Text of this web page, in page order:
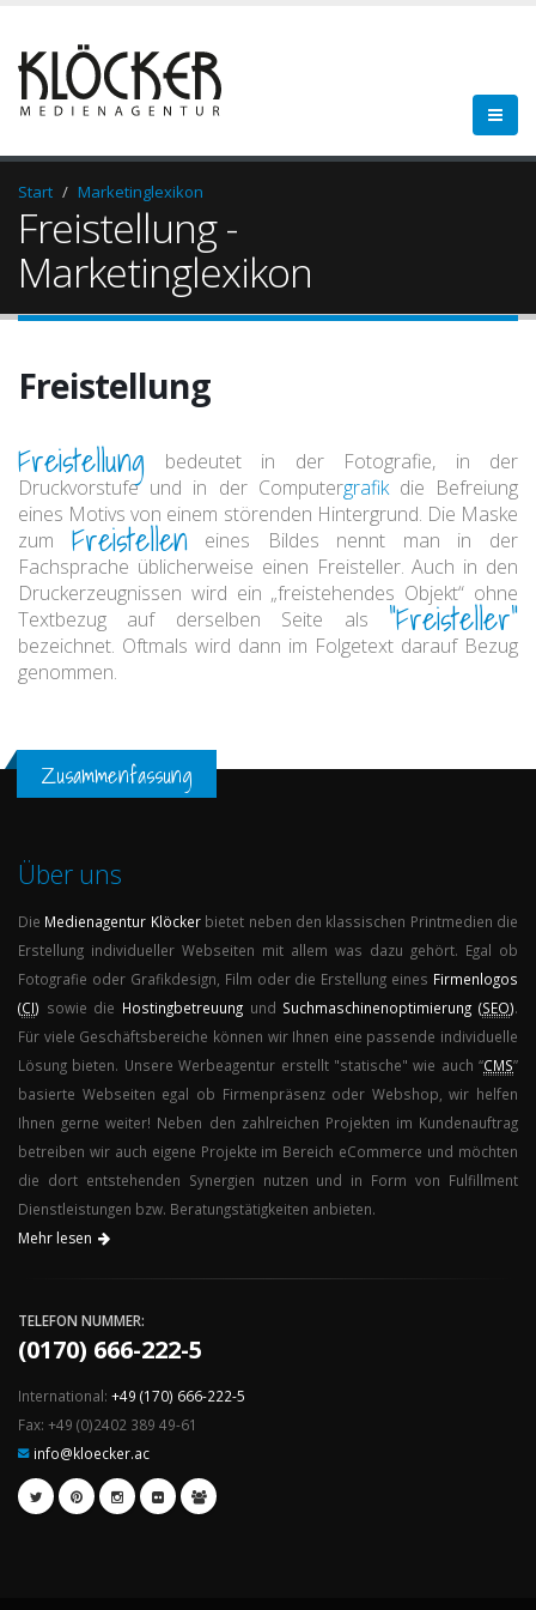
Start Marketinglexikon
Freistellung -
Marketinglexikon
Freistellung
Freistellung bedeutet in der Fotografie, in der
Druckvorstufe und in der Computergrafikdie Befreiung
eines Motivs von einem störenden Hintergrund. Die Maske
zum Freistelleneines Bildes nennt man in der
Fachsprache üblicherweise einen Freisteller. Auch in den
Druckerzeugnissen wird ein „freistehendes Objekt“ ohne
Textbezug auf derselben Seite als "Freisteller"
bezeichnet. Oftmals wird dann im Folgetext darauf Bezug
genommen.
Zusammenfassung
Über uns
Die Medienagentur Klöckerbietet neben den klassischen Printmedien die
Erstellung individueller Webseiten mit allem was dazu gehört. Egal ob
Fotografie oder Grafikdesign, Film oder die Erstellung eines Firmenlogos
(CI) sowie die Hostingbetreuung und Suchmaschinenoptimierung (SEO).
Für viele Geschäftsbereiche können wir Ihnen eine passende individuelle
Lösung bieten. Unsere Werbeagentur erstellt "statische" wie auch “CMS”
basierte Webseiten egal ob Firmenpräsenz oder Webshop, wir helfen
Ihnen gerne weiter! Neben den zahlreichen Projekten im Kundenauftrag
betreiben wir auch eigene Projekte im Bereich eCommerce und möchten
die dort entstehenden Synergien nutzen und in Form von Fulfillment
Dienstleistungen bzw. Beratungstätigkeiten anbieten.
Mehr lesen
TELEFON NUMMER:
(0170) 666-222-5
International: +49 (170) 666-222-5
Fax: +49 (0)2402 389 49-61
info@kloecker.ac